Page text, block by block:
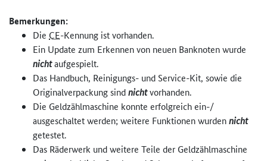
Bemerkungen:
Die CE-Kennung ist vorhanden.
Ein Update zum Erkennen von neuen Banknoten wurde
nichtaufgespielt.
Das Handbuch, Reinigungs- und Service-Kit, sowie die
Originalverpackung sindnichtvorhanden.
Die Geldzählmaschine konnte erfolgreich ein-/
ausgeschaltet werden; weitere Funktionen wurdennicht
getestet.
Das Räderwerk und weitere Teile der Geldzählmaschine